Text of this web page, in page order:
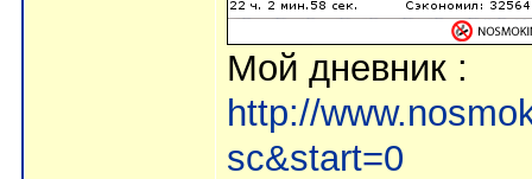
Мой дневник :
http://
sc&start=0